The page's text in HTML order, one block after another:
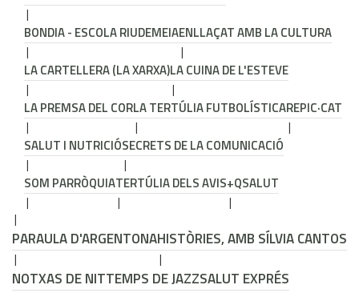
BONDIA - ESCOLA RIUDEMEIAENLLAÇAT AMB LA CULTURA
LA CARTELLERA (LA XARXA)LA CUINA DE L'ESTEVE
LA PREMSA DEL CORLA TERTÚLIA FUTBOLÍSTICAREPIC·CAT
SALUT I NUTRICIÓSECRETS DE LA COMUNICACIÓ
SOM PARRÒQUIATERTÚLIA DELS AVIS+QSALUT
PARAULA D'ARGENTONAHISTÒRIES, AMB SÍLVIA CANTOS
NOTXAS DE NITTEMPS DE JAZZSALUT EXPRÉS